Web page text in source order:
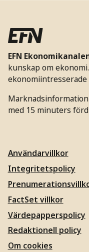
EFN
kunskap om
ekonomiintresserade
med 15 minuters
Användarvillkor
Integritetspolicy
FactSet villkor
Värdepapperspolicy
Redaktionell policy
Om cookies